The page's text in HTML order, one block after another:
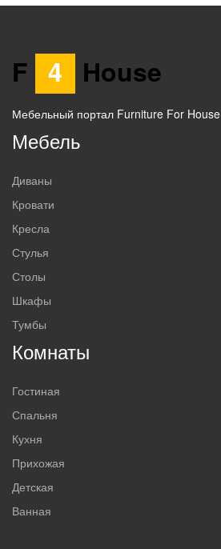
F 4 House
Мебельный портал Furniture For House
Мебель
Диваны
Кровати
Кресла
Стулья
Столы
Шкафы
Тумбы
Комнаты
Гостиная
Спальня
Кухня
Прихожая
Детская
Ванная